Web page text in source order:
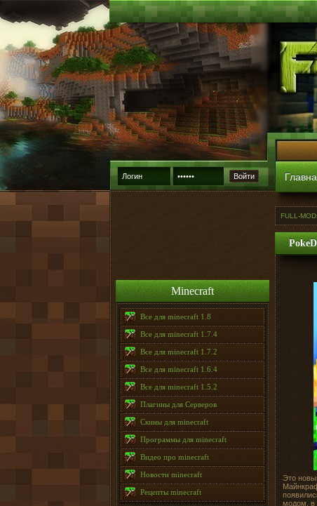
Войти
Minecraft
Все для minecraft 1.8
Все для minecraft 1.7.4
Все для minecraft 1.7.2
Все для minecraft 1.6.4
Все для minecraft 1.5.2
Плагины для Серверов
Скины для minecraft
Программы для minecraft
Видео про minecraft
Новости minecraft
Рецепты minecraft
FULL-
Это
модом, в